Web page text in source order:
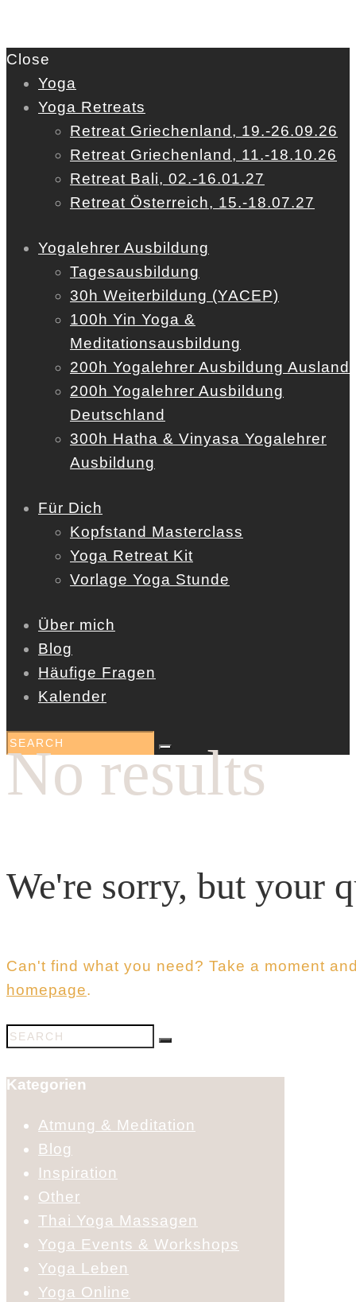
Close
Yoga
Yoga Retreats
Retreat Griechenland, 19.-26.09.26
Retreat Griechenland, 11.-18.10.26
Retreat Bali, 02.-16.01.27
Retreat Österreich, 15.-18.07.27
Yogalehrer Ausbildung
Tagesausbildung
30h Weiterbildung (YACEP)
100h Yin Yoga &
Meditationsausbildung
200h Yogalehrer Ausbildung Ausland
200h Yogalehrer Ausbildung
Deutschland
300h Hatha & Vinyasa Yogalehrer
Ausbildung
Für Dich
Kopfstand Masterclass
Yoga Retreat Kit
Vorlage Yoga Stunde
Über mich
Blog
Häufige Fragen
Kalender
No results
We're sorry, but your
Can't find what you need? Take a moment
homepage.
Kategorien
Atmung & Meditation
Blog
Inspiration
Other
Thai Yoga Massagen
Yoga Events & Workshops
Yoga Leben
Yoga Online